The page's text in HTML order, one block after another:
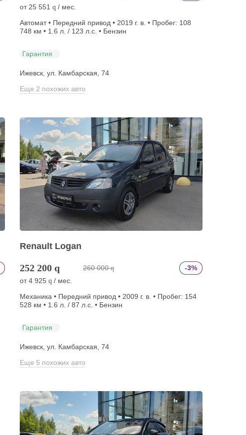
от 25 551 q / мес.
Автомат • Передний привод • 2019 г. в. • Пробег: 108
748 км • 1.6 л. / 123 л.с. • Бензин
Гарантия
Ижевск, ул. Камбарская, 74
Еще 2 похожих авто
Renault Logan
252 200 q 260 000 q
-3%
от4 925 q / мес.
Механика • Передний привод • 2009 г. в. • Пробег: 154
528 км • 1.6 л. / 87 л.с. • Бензин
Гарантия
Ижевск, ул. Камбарская, 74
Еще 5 похожих авто